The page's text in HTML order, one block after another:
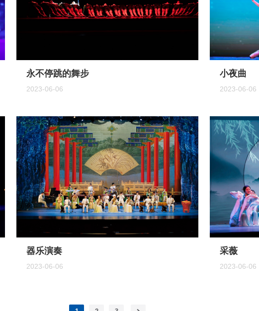
永不停跳的舞步
2023-06-06
小夜曲
2023-06-06
器乐演奏
2023-06-06
采薇
2023-06-06